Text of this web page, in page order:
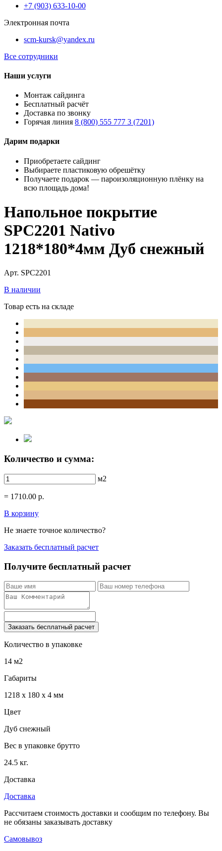
+7 (903) 633-10-00
Электронная почта
scm-kursk@yandex.ru
Все сотрудники
Наши услуги
Монтаж сайдинга
Бесплатный расчёт
Доставка по звонку
Горячая линия 8 (800) 555 777 3 (7201)
Дарим подарки
Приобретаете сайдинг
Выбираете пластиковую обрешётку
Получаете подарок — пароизоляционную плёнку на
всю площадь дома!
Напольное покрытие
SPC2201 Nativo
1218*180*4мм Дуб снежный
Арт. SPC2201
В наличии
Товар есть на складе
Количество и сумма:
м2
= 1710.00 р.
В корзину
Не знаете точное количество?
Заказать бесплатный расчет
Получите бесплатный расчет
Заказать бесплатный расчет
Количество в упаковке
14 м2
Габариты
1218 x 180 x 4 мм
Цвет
Дуб снежный
Вес в упаковке брутто
24.5 кг.
Доставка
Доставка
Рассчитаем стоимость доставки и сообщим по телефону. Вы
не обязаны заказывать доставку
Самовывоз